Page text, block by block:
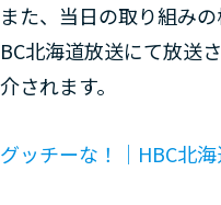
また、当日の取り組み
BC北海道放送にて放送
介されます。
グッチーな！｜HBC北